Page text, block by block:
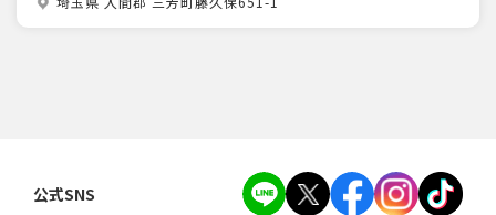
公式SNS